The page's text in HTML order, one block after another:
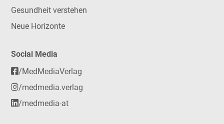
Gesundheit verstehen
Neue Horizonte
Social Media
/MedMediaVerlag
/medmedia.verlag
/medmedia-at